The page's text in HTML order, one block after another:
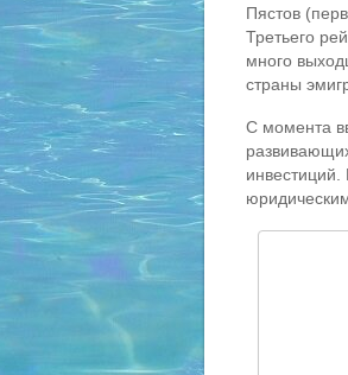
Пястов
Третьего
много
страны
С момента